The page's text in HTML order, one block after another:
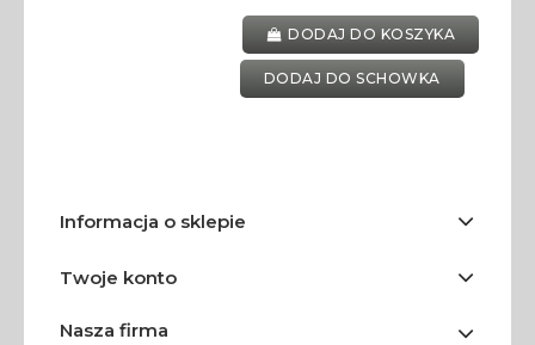
DODAJ DO KOSZYKA
DODAJ DO SCHOWKA
Informacja o sklepie
Twoje konto
Nasza firma